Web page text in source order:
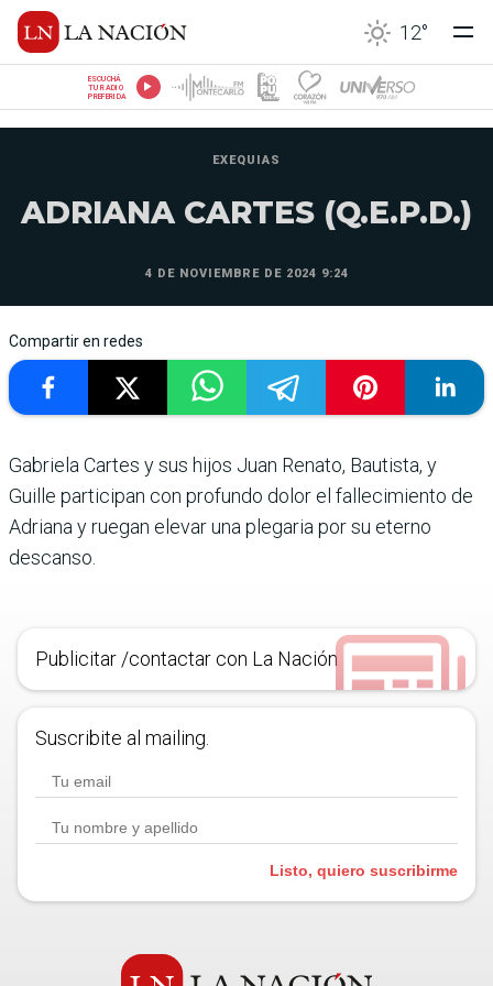
12°
ESCUCHÁ
TU RADIO
PREFERIDA
EXEQUIAS
ADRIANA CARTES (Q.E.P.D.)
4 DE NOVIEMBRE DE 2024 9:24
Compartir en redes
Gabriela Cartes y sus hijos Juan Renato, Bautista, y
Guille participan con profundo dolor el fallecimiento de
Adriana y ruegan elevar una plegaria por su eterno
descanso.
Publicitar /contactar con La Nación
Suscribite al mailing.
Listo, quiero suscribirme